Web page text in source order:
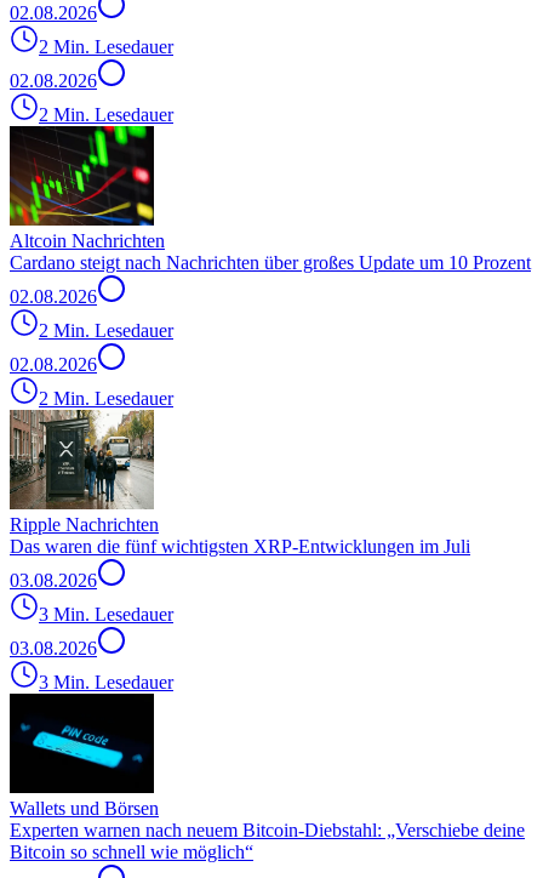
02.08.2026
2 Min. Lesedauer
02.08.2026
2 Min. Lesedauer
Altcoin Nachrichten
Cardano steigt nach Nachrichten über großes Update um 10 Prozent
02.08.2026
2 Min. Lesedauer
02.08.2026
2 Min. Lesedauer
Ripple Nachrichten
Das waren die fünf wichtigsten XRP-Entwicklungen im Juli
03.08.2026
3 Min. Lesedauer
03.08.2026
3 Min. Lesedauer
Wallets und Börsen
Experten warnen nach neuem Bitcoin-Diebstahl: „Verschiebe deine
Bitcoin so schnell wie möglich“